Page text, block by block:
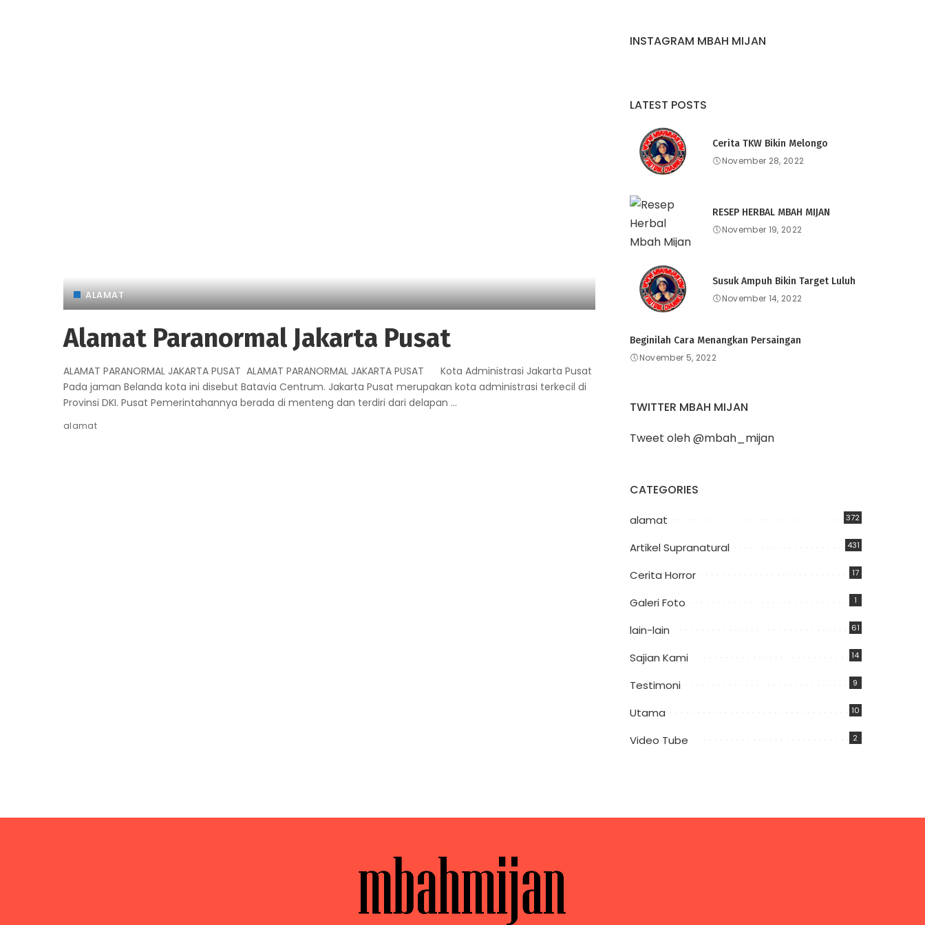
ALAMAT
Alamat Paranormal Jakarta Pusat
ALAMAT PARANORMAL JAKARTA PUSAT ALAMAT PARANORMAL JAKARTA PUSAT Kota Administrasi Jakarta Pusat
Pada jaman Belanda kota ini disebut Batavia Centrum. Jakarta Pusat merupakan kota administrasi terkecil di
Provinsi DKI. Pusat Pemerintahannya berada di menteng dan terdiri dari delapan ...
alamat
INSTAGRAM MBAH MIJAN
LATEST POSTS
Cerita TKW Bikin Melongo
November 28, 2022
RESEP HERBAL MBAH MIJAN
November 19, 2022
Susuk Ampuh Bikin Target Luluh
November 14, 2022
Beginilah Cara Menangkan Persaingan
November 5, 2022
TWITTER MBAH MIJAN
Tweet oleh @mbah_mijan
CATEGORIES
alamat 372
Artikel Supranatural 431
Cerita Horror 17
Galeri Foto 1
lain-lain 61
Sajian Kami 14
Testimoni 9
Utama 10
Video Tube 2